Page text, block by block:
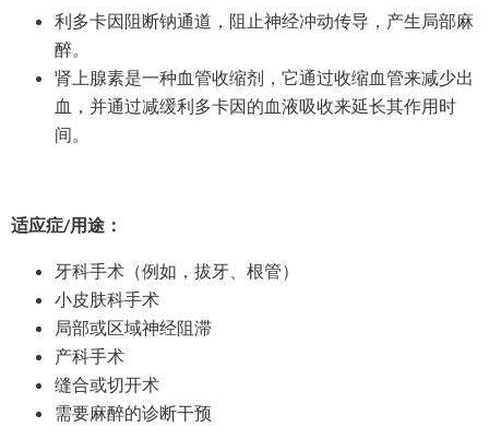
利多卡因阻断钠通道，阻止神经冲动传导，产生局部麻
醉。
肾上腺素是一种血管收缩剂，它通过收缩血管来减少出
血，并通过减缓利多卡因的血液吸收来延长其作用时
间。
适应症/用途：
牙科手术（例如，拔牙、根管）
小皮肤科手术
局部或区域神经阻滞
产科手术
缝合或切开术
需要麻醉的诊断干预